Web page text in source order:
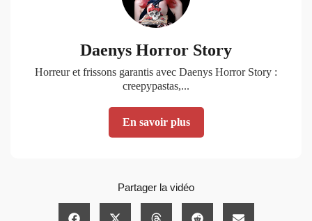
Daenys Horror Story
Horreur et frissons garantis avec Daenys Horror Story :
creepypastas,...
En savoir plus
Partager la vidéo